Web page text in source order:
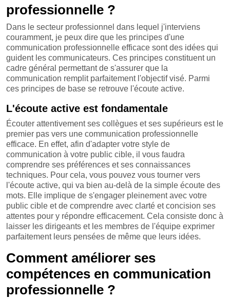
professionnelle ?
Dans le secteur professionnel dans lequel j'interviens
couramment, je peux dire que les principes d'une
communication professionnelle efficace sont des idées qui
guident les communicateurs. Ces principes constituent un
cadre général permettant de s'assurer que la
communication remplit parfaitement l'objectif visé. Parmi
ces principes de base se retrouve l'écoute active.
L'écoute active est fondamentale
Écouter attentivement ses collègues et ses supérieurs est le
premier pas vers une communication professionnelle
efficace. En effet, afin d'adapter votre style de
communication à votre public cible, il vous faudra
comprendre ses préférences et ses connaissances
techniques. Pour cela, vous pouvez vous tourner vers
l'écoute active, qui va bien au-delà de la simple écoute des
mots. Elle implique de s'engager pleinement avec votre
public cible et de comprendre avec clarté et concision ses
attentes pour y répondre efficacement. Cela consiste donc à
laisser les dirigeants et les membres de l'équipe exprimer
parfaitement leurs pensées de même que leurs idées.
Comment améliorer ses
compétences en communication
professionnelle ?